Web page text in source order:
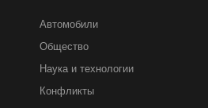
Автомобили
Общество
Наука и технологии
Конфликты